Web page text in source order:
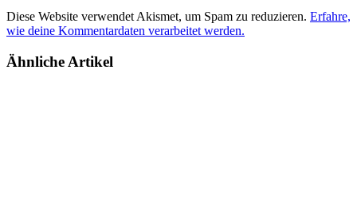
Diese Website verwendet Akismet, um Spam zu reduzieren. Erfahre,
wie deine Kommentardaten verarbeitet werden.
Ähnliche Artikel